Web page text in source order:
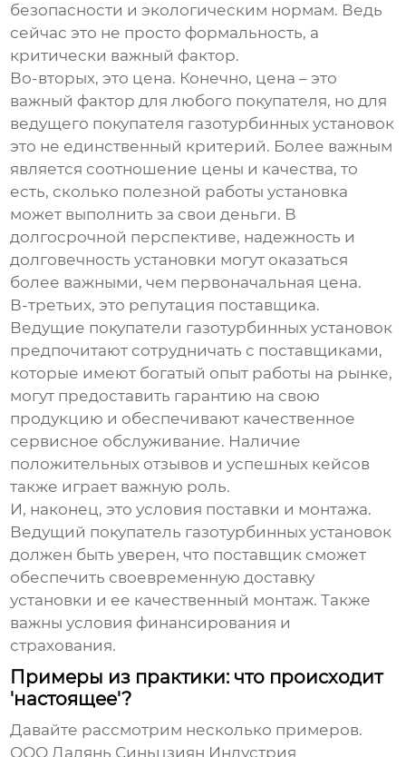
безопасности и экологическим нормам. Ведь
сейчас это не просто формальность, а
критически важный фактор.
Во-вторых, это цена. Конечно, цена – это
важный фактор для любого покупателя, но для
ведущего покупателя газотурбинных установок
это не единственный критерий. Более важным
является соотношение цены и качества, то
есть, сколько полезной работы установка
может выполнить за свои деньги. В
долгосрочной перспективе, надежность и
долговечность установки могут оказаться
более важными, чем первоначальная цена.
В-третьих, это репутация поставщика.
Ведущие покупатели газотурбинных установок
предпочитают сотрудничать с поставщиками,
которые имеют богатый опыт работы на рынке,
могут предоставить гарантию на свою
продукцию и обеспечивают качественное
сервисное обслуживание. Наличие
положительных отзывов и успешных кейсов
также играет важную роль.
И, наконец, это условия поставки и монтажа.
Ведущий покупатель газотурбинных установок
должен быть уверен, что поставщик сможет
обеспечить своевременную доставку
установки и ее качественный монтаж. Также
важны условия финансирования и
страхования.
Примеры из практики: что происходит
'настоящее'?
Давайте рассмотрим несколько примеров.
ООО Далянь Синьцзиян Индустрия